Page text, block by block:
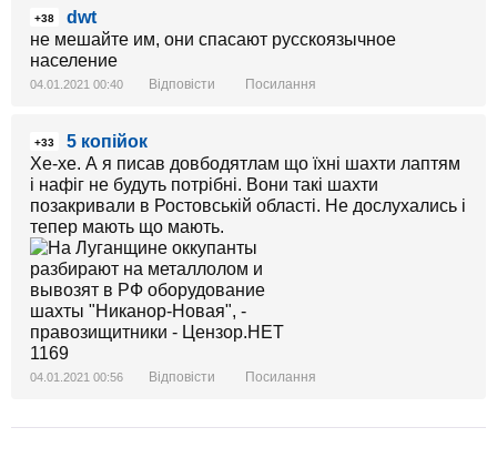
+38
dwt
не мешайте им, они спасают русскоязычное
население
04.01.2021 00:40 Відповісти Посилання
+33
5 копійок
Хе-хе. А я писав довбодятлам що їхні шахти лаптям
і нафіг не будуть потрібні. Вони такі шахти
позакривали в Ростовській області. Не дослухались і
тепер мають що мають.
04.01.2021 00:56 Відповісти Посилання